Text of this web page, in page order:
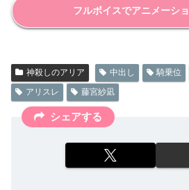
フルボイスでアニメーシ
神殺しのアリア 中出し 騎乗位
アリスレ
藤宮紗凪
シェアする